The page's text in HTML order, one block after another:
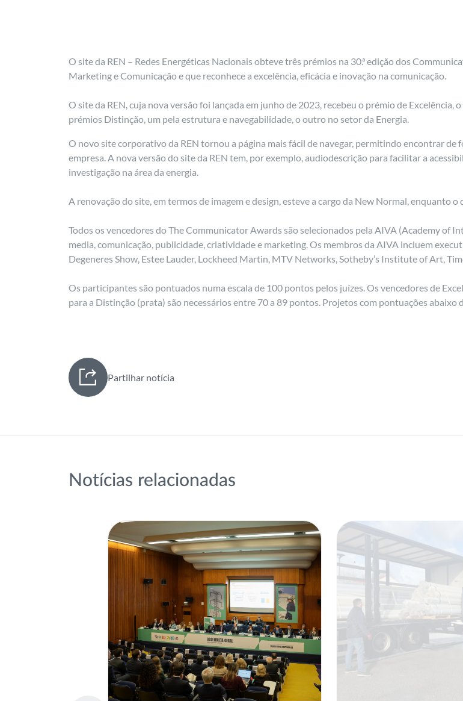
O site da REN – Redes Energéticas Nacionais obteve três prémios na 30.ª edição dos
Marketing e Comunicação e que reconhece a excelência, eficácia e inovação na comunicação.
O site da REN, cuja nova versão foi lançada em junho de 2023, recebeu o prémio de
prémios Distinção, um pela estrutura e navegabilidade, o outro no setor da Energia.
O novo site corporativo da REN tornou a página mais fácil de navegar, permitindo encontrar
empresa. A nova versão do site da REN tem, por exemplo, audiodescrição para facilitar a
investigação na área da energia.
A renovação do site, em termos de imagem e design, esteve a cargo da New Normal, enquanto
Todos os vencedores do The Communicator Awards são selecionados pela AIVA (Academy of
media, comunicação, publicidade, criatividade e marketing. Os membros da AIVA incluem
Degeneres Show, Estee Lauder, Lockheed Martin, MTV Networks, Sotheby’s Institute of Art,
Os participantes são pontuados numa escala de 100 pontos pelos juízes. Os vencedores de
para a Distinção (prata) são necessários entre 70 a 89 pontos. Projetos com pontuações abaixo
Partilhar notícia
Notícias relacionadas